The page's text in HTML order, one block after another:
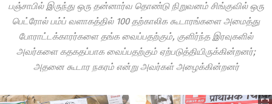
பஞ்சாபில் இருந்து ஒரு தன்னார்வ தொண்டு நிறுவனம் சிங்குவில் ஒரு
பெட்ரோல் பம்ப் வளாகத்தில் 100 தற்காலிக கூடாரங்களை அமைத்து
போராட்டக்காரர்களை தங்க வைப்பதற்கும், குளிர்ந்த இரவுகளில்
அவர்களை கதகதப்பாக வைப்பதற்கும் ஏற்படுத்தியிருக்கின்றனர்;
அதனை கூடார நகரம் என்று அவர்கள் அழைக்கின்றனர்